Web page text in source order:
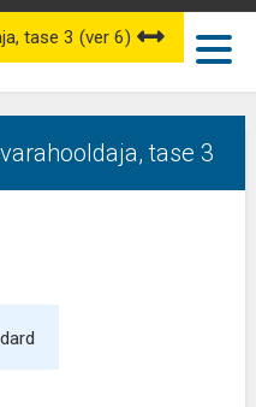
tase 3
tase 3 (ver 6)